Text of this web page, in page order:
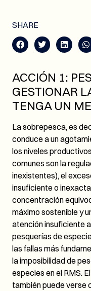
SHARE
ACCIÓN 1:
GESTIONAR
TENGA UN
La sobrepesca, es
conduce a un
los niveles
comunes son la
inexistentes), el
insuficiente o
concentración
máximo sostenible y
atención insuficiente
pesquerías de
las fallas más
la imposibilidad de
especies en el RMS.
también puede